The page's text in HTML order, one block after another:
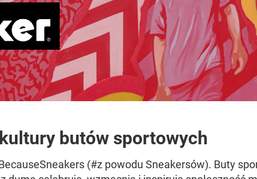
butów sportowych
(#z powodu Sneakersów). Buty